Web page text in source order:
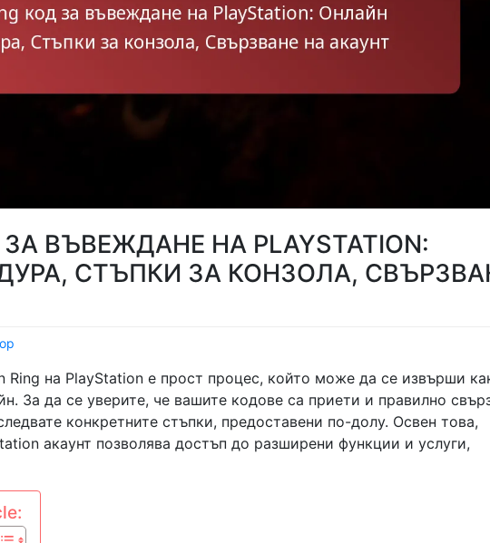
ЗА ВЪВЕЖДАНЕ НА PLAYSTATION:
СТЪПКИ ЗА КОНЗОЛА,
Ring на PlayStation е прост процес, който може да се извърши
За да се уверите, че вашите кодове са приети и правилно
конкретните стъпки, предоставени по-долу. Освен това,
акаунт позволява достъп до разширени функции и услуги,